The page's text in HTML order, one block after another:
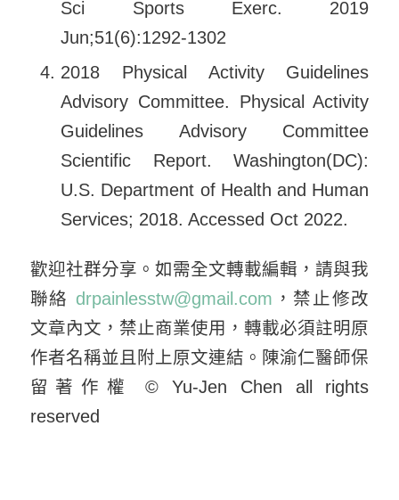
Sci Sports Exerc. 2019
Jun;51(6):1292-1302
2018 Physical Activity Guidelines
Advisory Committee. Physical Activity
Guidelines Advisory Committee
Scientific Report. Washington(DC):
U.S. Department of Health and Human
Services; 2018. Accessed Oct 2022.
歡迎社群分享。如需全文轉載編輯，請與我
聯絡 drpainlesstw@gmail.com ，禁止修改
文章內文，禁止商業使用，轉載必須註明原
作者名稱並且附上原文連結。陳渝仁醫師保
留著作權 © Yu-Jen Chen all rights
reserved